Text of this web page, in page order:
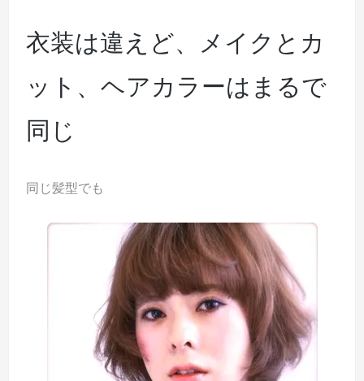
衣装は違えど、メイクとカ
ット、ヘアカラーはまるで
同じ
同じ髪型でも